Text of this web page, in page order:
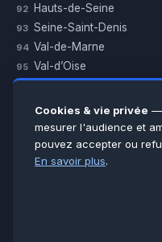
92 Hauts-de-Seine
93 Seine-Saint-Denis
94 Val-de-Marne
95 Val-d’Oise
Essonne
Seine-et-Marne
Voir toutes les villes →
Cookies & vie privée —
mesurer l'audience et
pouvez accepter ou
En savoir plus.